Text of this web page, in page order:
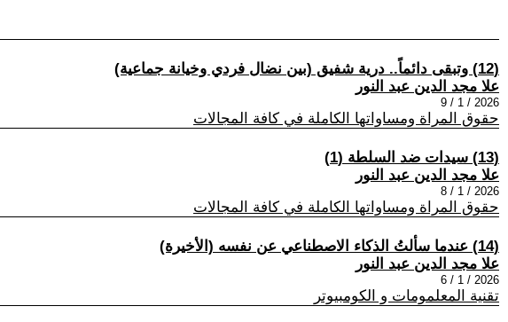
(12) وتبقى دائماً.. درية شفيق (بين نضال فردي وخيانة جماعية)
علا مجد الدين عبد النور
2026 / 1 / 9
حقوق المراة ومساواتها الكاملة في كافة المجالات
(13) سيدات ضد السلطة (1)
علا مجد الدين عبد النور
2026 / 1 / 8
حقوق المراة ومساواتها الكاملة في كافة المجالات
(14) عندما سألتُ الذكاء الاصطناعي عن نفسه (الأخيرة)
علا مجد الدين عبد النور
2026 / 1 / 6
تقنية المعلمومات و الكومبيوتر